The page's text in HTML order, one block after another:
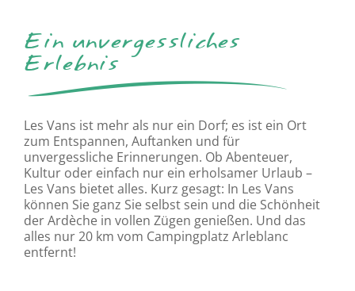
Ein unvergessliches
Erlebnis
Les Vans ist mehr als nur ein Dorf; es ist ein Ort
zum Entspannen, Auftanken und für
unvergessliche Erinnerungen. Ob Abenteuer,
Kultur oder einfach nur ein erholsamer Urlaub –
Les Vans bietet alles. Kurz gesagt: In Les Vans
können Sie ganz Sie selbst sein und die Schönheit
der Ardèche in vollen Zügen genießen. Und das
alles nur 20 km vom Campingplatz Arleblanc
entfernt!